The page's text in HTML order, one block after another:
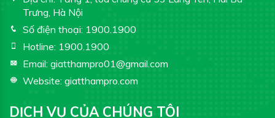
Trưng, Hà Nội
Số điện thoại: 1900.1900
Hotline: 1900.1900
Email: giatthampro01@gmail.com
Website: giatthampro.com
DỊCH VỤ CỦA CHÚNG TÔI